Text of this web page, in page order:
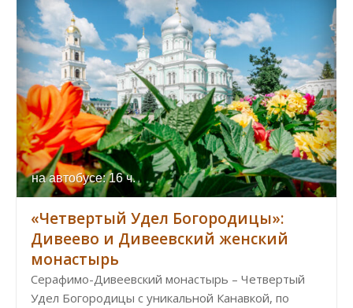
на автобусе: 16 ч.
«Четвертый Удел Богородицы»:
Дивеево и Дивеевский женский
монастырь
Серафимо-Дивеевский монастырь – Четвертый
Удел Богородицы с уникальной Канавкой, по